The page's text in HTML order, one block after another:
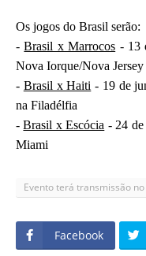
Os jogos do Brasil serão:
-Brasil x Marrocos - 13
Nova Iorque/Nova Jersey
- Brasil x Haiti - 19 de
na Filadélfia
-Brasil x Escócia - 24
Miami
Evento terá transmissão
Facebook